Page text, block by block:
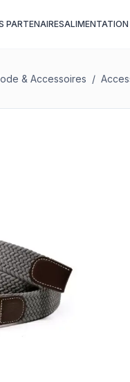
PARTENAIRESALIMENTATION
& Accessoires /